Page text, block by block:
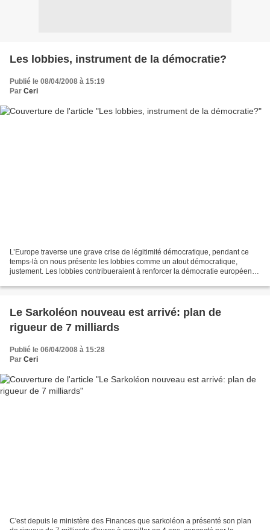
Les lobbies, instrument de la démocratie?
Publié le 08/04/2008 à 15:19
Par Ceri
L’Europe traverse une grave crise de légitimité démocratique, pendant ce
temps-là on nous présente les lobbies comme un atout démocratique,
justement. Les lobbies contribueraient à renforcer la démocratie européenne
Le Sarkoléon nouveau est arrivé: plan de
rigueur de 7 milliards
Publié le 06/04/2008 à 15:28
Par Ceri
C'est depuis le ministère des Finances que sarkoléon a présenté son plan